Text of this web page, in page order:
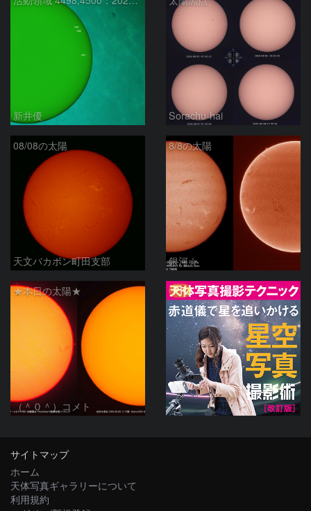
新井優 Sorachu-hai
08/08の太陽
天文バカボン町田支部
8/8の太陽
銀河☆
★本日の太陽★
（＾０＾）コメト
PR
サイトマップ
ホーム
天体写真ギャラリーについて
利用規約